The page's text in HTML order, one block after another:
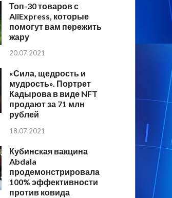
Топ-30 товаров с
AliExpress, которые
помогут вам пережить
жару
20.07.2021
«Сила, щедрость и
мудрость». Портрет
Кадырова в виде NFT
продают за 71 млн
рублей
18.07.2021
Кубинская вакцина
Abdala
продемонстрировала
100% эффективности
против ковида